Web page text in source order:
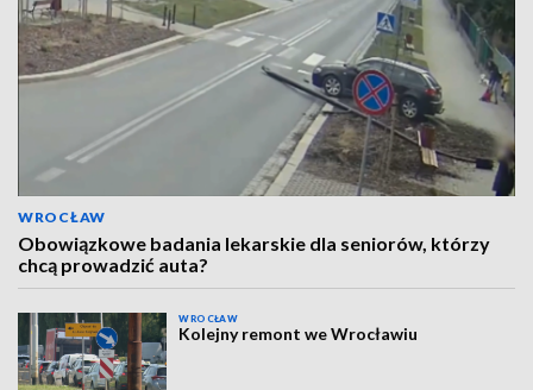
WROCŁAW
Obowiązkowe badania lekarskie dla seniorów, którzy
chcą prowadzić auta?
WROCŁAW
Kolejny remont we Wrocławiu